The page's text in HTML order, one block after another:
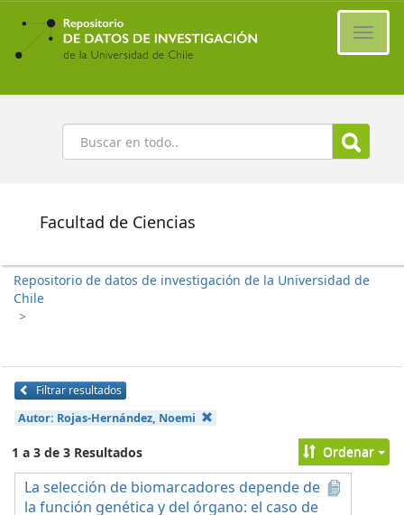
Ir
contenido
principal
Buscar
Facultad de Ciencias
Repositorio de datos de investigación de la Universidad de
Chile
>
Filtrar resultados
Autor: Rojas-Hernández, Noemi
1 a 3 de 3 Resultados Ordenar
La selección de biomarcadores depende de
la función genética y del órgano: el caso de